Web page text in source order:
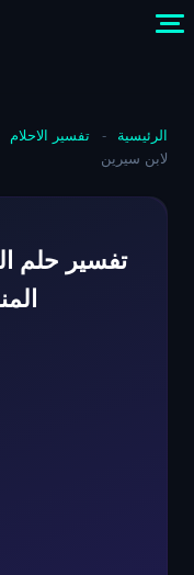
الرئيسية - تفسير الاحلام
لابن سيرين
تفسير حلم